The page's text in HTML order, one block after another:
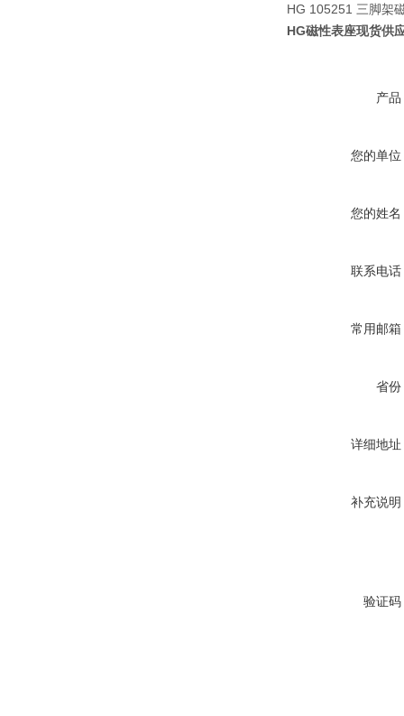
HG 105251 三脚架
HG磁性表座现货供
产品
您的单位
您的姓名
联系电话
常用邮箱
省份
详细地址
补充说明
验证码